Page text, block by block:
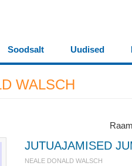
Soodsalt Uudised
WALSCH
JUTUAJAMISED
NEALE DONALD WALSCH